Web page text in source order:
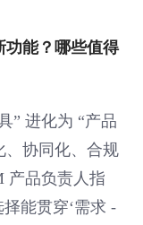
功能？哪些值得
” 进化为 “产品
、协同化、合规
产品负责人指
能贯穿‘需求 -